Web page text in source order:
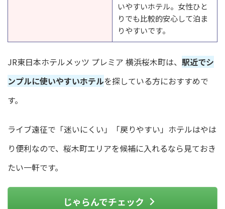
いやすいホテル。女性ひと
りでも比較的安心して泊ま
りやすいです。
JR東日本ホテルメッツ プレミア 横浜桜木町は、 駅近でシ
ンプルに使いやすいホテルを探している方におすすめで
す。
ライブ遠征で「迷いにくい」「戻りやすい」ホテルはやは
り便利なので、桜木町エリアを候補に入れるなら見ておき
たい一軒です。
じゃらんでチェック